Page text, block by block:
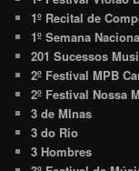
1º Recital de
1º Semana
201 Sucessos
2º Festival MPB
2º Festival Nossa
3 de MInas
3 do Rio
3 Hombres